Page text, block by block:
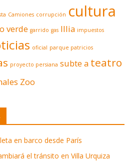
Camiones corrupción cultura
verde garrido gas Illia impuestos
oficial parque patricios
proyecto persiana subte a teatro
Zoo
en barco desde París
el tránsito en Villa Urquiza